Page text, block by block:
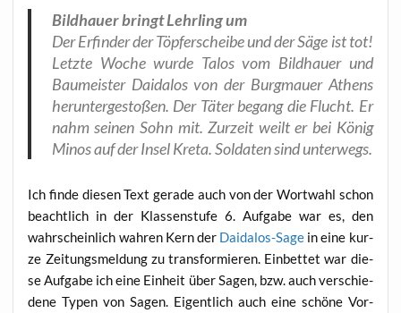
Bild­hau­er bringt Lehr­ling um
Der Erfin­der der Töp­fer­schei­be und der Säge ist tot!
Letz­te Woche wur­de Talos vom Bild­hau­er und
Bau­meis­ter Dai­da­los von der Burg­mau­er Athens
her­un­ter­ge­sto­ßen. Der Täter begang die Flucht. Er
nahm sei­nen Sohn mit. Zur­zeit weilt er bei König
Minos auf der Insel Kre­ta. Sol­da­ten sind unterwegs.
Ich fin­de die­sen Text gera­de auch von der Wort­wahl schon
beacht­lich in der Klas­sen­stu­fe 6. Auf­ga­be war es, den
wahr­schein­lich wah­ren Kern der Dai­da­los-Sage in eine kur­
ze Zei­tungs­mel­dung zu trans­for­mie­ren. Ein­bet­tet war die­
se Auf­ga­be ich eine Ein­heit über Sagen, bzw. auch ver­schie­
de­ne Typen von Sagen. Eigent­lich auch eine schö­ne Vor­